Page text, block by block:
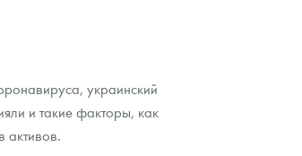
украинский
и такие факторы, как
активов.